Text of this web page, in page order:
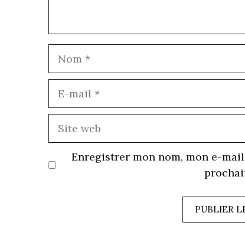
Enregistrer mon nom, mon e-